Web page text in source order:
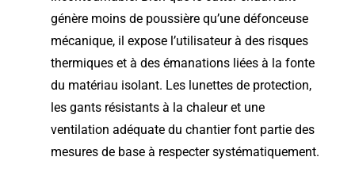
génère moins de poussière qu’une défonceuse
mécanique, il expose l’utilisateur à des risques
thermiques et à des émanations liées à la fonte
du matériau isolant. Les lunettes de protection,
les gants résistants à la chaleur et une
ventilation adéquate du chantier font partie des
mesures de base à respecter systématiquement.